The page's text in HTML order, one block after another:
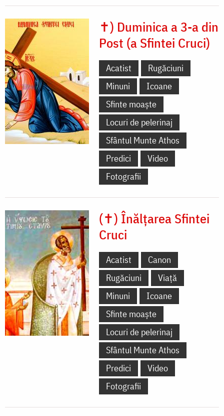
✝) Duminica a 3-a din
Post (a Sfintei Cruci)
Acatist
Rugăciuni
Minuni
Icoane
Sfinte moaște
Locuri de pelerinaj
Sfântul Munte Athos
Predici
Video
Fotografii
(✝) Înălțarea Sfintei
Cruci
Acatist
Canon
Rugăciuni
Viață
Minuni
Icoane
Sfinte moaște
Locuri de pelerinaj
Sfântul Munte Athos
Predici
Video
Fotografii